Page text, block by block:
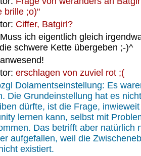
brille ;o)"
Ciffer, Batgirl?
Muss ich eigentlich gleich
schwere Kette übergeben ;-)^
anwesend!
erschlagen von zuviel rot ;(
Dolamentseinstellung: Es
Die Grundeinstellung hat es
dürfte, ist die Frage,
lernen kann, selbst mit
Das betrifft aber natürlich
aufgefallen, weil die
existiert.